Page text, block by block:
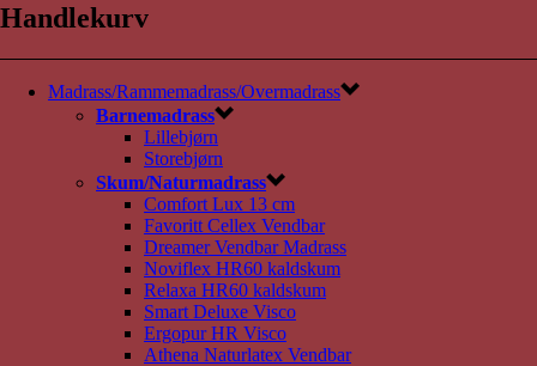
Handlekurv
Madrass/Rammemadrass/Overmadrass
Barnemadrass
Lillebjørn
Storebjørn
Skum/Naturmadrass
Comfort Lux 13 cm
Favoritt Cellex Vendbar
Dreamer Vendbar Madrass
Noviflex HR60 kaldskum
Relaxa HR60 kaldskum
Smart Deluxe Visco
Ergopur HR Visco
Athena Naturlatex Vendbar